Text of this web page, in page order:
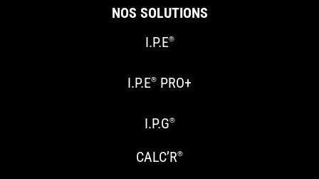
NOS SOLUTIONS
I.P.E®
I.P.E® PRO+
I.P.G®
CALC’R®